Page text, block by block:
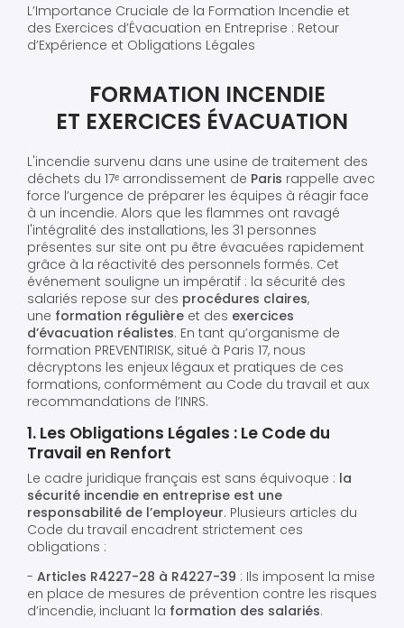
L’Importance Cruciale de la Formation Incendie et
des Exercices d’Évacuation en Entreprise : Retour
d’Expérience et Obligations Légales
FORMATION INCENDIE
ET EXERCICES ÉVACUATION
L'incendie survenu dans une usine de traitement des
déchets du 17ᵉ arrondissement de Paris rappelle avec
force l’urgence de préparer les équipes à réagir face
à un incendie. Alors que les flammes ont ravagé
l'intégralité des installations, les 31 personnes
présentes sur site ont pu être évacuées rapidement
grâce à la réactivité des personnels formés. Cet
événement souligne un impératif : la sécurité des
salariés repose sur des procédures claires,
une formation régulière et des exercices
d’évacuation réalistes. En tant qu’organisme de
formation PREVENTIRISK, situé à Paris 17, nous
décryptons les enjeux légaux et pratiques de ces
formations, conformément au Code du travail et aux
recommandations de l’INRS.
1. Les Obligations Légales : Le Code du
Travail en Renfort
Le cadre juridique français est sans équivoque : la
sécurité incendie en entreprise est une
responsabilité de l’employeur. Plusieurs articles du
Code du travail encadrent strictement ces
obligations :
- Articles R4227-28 à R4227-39 : Ils imposent la mise
en place de mesures de prévention contre les risques
d’incendie, incluant la formation des salariés.